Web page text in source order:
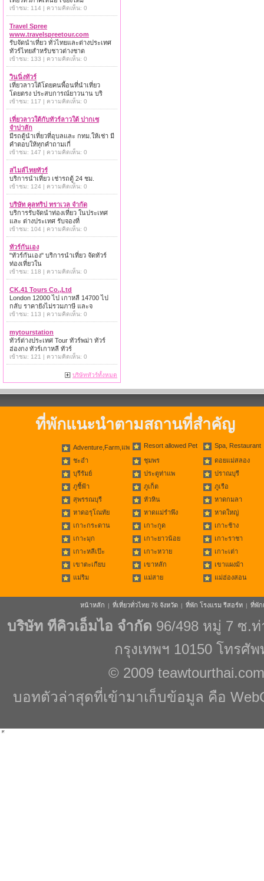
เข้าชม: 114 | ความคิดเห็น: 0
Travel Spree
www.travelspreetour.com
รับจัดนำเที่ยว ทั่วไทยและต่างประเทศ
ทัวร์ไทยสำหรับชาวต่างชาต
เข้าชม: 133 | ความคิดเห็น: 0
วินนิ่งทัวร์
เที่ยวลาวใต้โดยคนพื้อนที่นำเที่ยว
โดยตรง ประสบการณ์ยาวนาน บริ
เข้าชม: 117 | ความคิดเห็น: 0
เที่ยวลาวใต้กับทัวร์ลาวใต้ ปากเซ
จำปาสัก
มีรถตู้นำเที่ยวที่อุบลและ กทม.ให้เช่า มี
คำตอบให้ทุกคำถามเกี่
เข้าชม: 147 | ความคิดเห็น: 0
สไมล์ไทยทัวร์
บริการนำเที่ยว เช่ารถตู้ 24 ชม.
เข้าชม: 124 | ความคิดเห็น: 0
บริษัท คูลทริป ทราเวล จำกัด
บริการรับจัดนำท่องเที่ยว ในประเทศ
และ ต่างประเทศ รับจองที่
เข้าชม: 104 | ความคิดเห็น: 0
ทัวร์กันเอง
"ทัวร์กันเอง" บริการนำเที่ยว จัดทัวร์
ท่องเที่ยวใน
เข้าชม: 118 | ความคิดเห็น: 0
CK.41 Tours Co.,Ltd
London 12000 ไป เกาหลี 14700 ไป
กลับ ราคายังไม่รวมภาษี และจ
เข้าชม: 113 | ความคิดเห็น: 0
mytourstation
ทัวร์ต่างประเทศ Tour ทัวร์พม่า ทัวร์
ฮ่องกง ทัวร์เกาหลี ทัวร์
เข้าชม: 121 | ความคิดเห็น: 0
บริษัททัวร์ทั้งหมด
ที่พักแนะนำตามสถานที่สำคัญ
Adventure,Farm,แพ Resort allowed Pet Spa, Restaurant
ชะอำ ชุมพร
ดอยแม่สลอง
บุรีรัมย์
ประตูท่าแพ
ปราณบุรี
ภูชี้ฟ้า
ภูเก็ต
ภูเรือ
สุพรรณบุรี
หัวหิน
หาดกมลา
หาดอรุโณทัย
หาดแม่รำพึง
หาดใหญ่
เกาะกระดาน
เกาะกูด
เกาะช้าง
เกาะมุก
เกาะยาวน้อย
เกาะราชา
เกาะหลีเป๊ะ
เกาะหวาย
เกาะเต่า
เขาตะเกียบ
เขาหลัก
เขาแผงม้า
แม่ริม
แม่สาย แม่ฮ่องสอน
หน้าหลัก | ที่เที่ยวทั่วไทย 76 จังหวัด | ที่พัก โรงแรม รีสอร์ท | ที่พัก
บริษัท ทีคิวเอ็มไอ จำกัด 96/498 หมู่ 7 ซ.
กรุงเทพฯ 10150 โทรศั
© 2009 teawtourthai.com
บอทตัวล่าสุดที่เข้ามาเก็บข้อมูล คือ